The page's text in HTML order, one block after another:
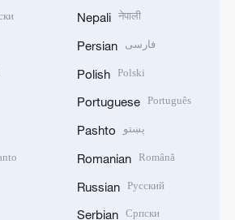
Nepali नेपाली
Persian فارسی
Polish Polski
Portuguese Português
Pashto پښتو
Romanian Română
Russian Русский
Serbian Српски